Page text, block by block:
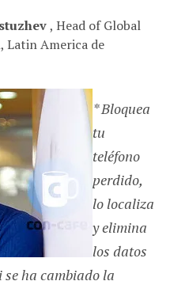
, Head of Global
Latin America de
* Bloquea
tu
teléfono
perdido,
lo localiza
y elimina
los datos
se ha cambiado la